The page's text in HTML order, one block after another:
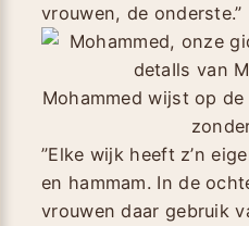
vrouwen, de onderste.”
Mohammed wijst op
”Elke wijk heeft z’n
en hammam. In de
vrouwen daar gebruik